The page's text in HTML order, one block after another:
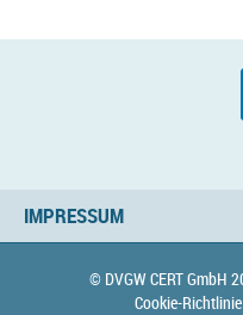
IMPRESSUM
© DVGW CERT GmbH
Cookie-